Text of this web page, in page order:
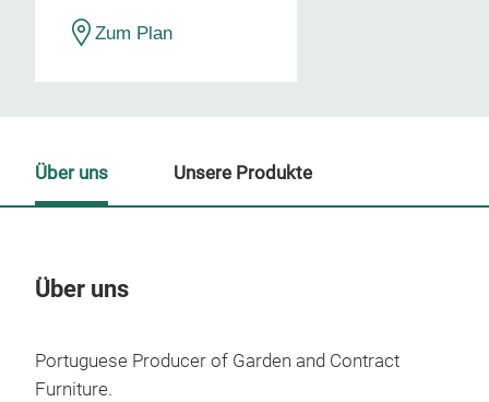
Zum Plan
Über uns
Portuguese Producer of Garden and Contract
Furniture.
Über uns Unsere Produkte